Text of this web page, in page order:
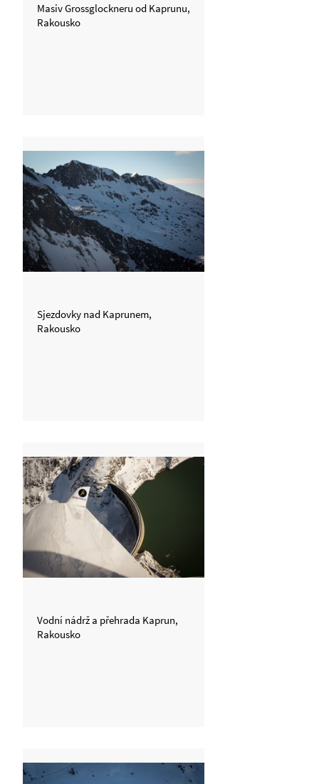
Masiv Grossglockneru od Kaprunu,
Rakousko
Sjezdovky nad Kaprunem,
Rakousko
Vodní nádrž a přehrada Kaprun,
Rakousko